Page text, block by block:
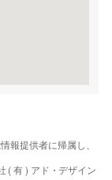
報提供者に帰属し、
( 有 ) アド・デザイン